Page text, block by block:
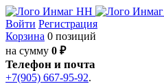
Войти Регистрация
Корзина 0 позиций
на сумму 0 ₽
Телефон и почта
+7(905) 667-95-92.